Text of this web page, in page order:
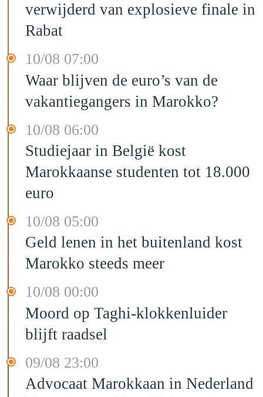
verwijderd van explosieve finale in
Rabat
10/08 07:00
Waar blijven de euro’s van de
vakantiegangers in Marokko?
10/08 06:00
Studiejaar in België kost
Marokkaanse studenten tot 18.000
euro
10/08 05:00
Geld lenen in het buitenland kost
Marokko steeds meer
10/08 00:00
Moord op Taghi-klokkenluider
blijft raadsel
09/08 23:00
Advocaat Marokkaan in Nederland